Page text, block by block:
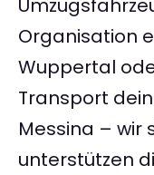
Organisation
Wuppertal
Transport
Messina – wir
unterstützen